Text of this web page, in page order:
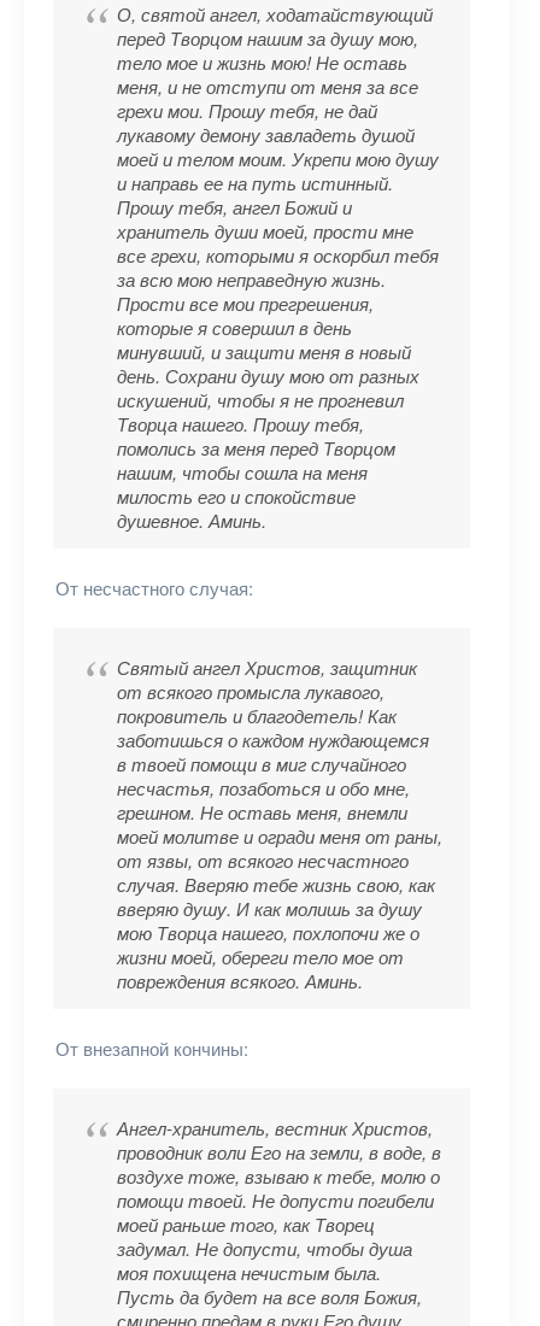
О, святой ангел, ходатайствующий
перед Творцом нашим за душу мою,
тело мое и жизнь мою! Не оставь
меня, и не отступи от меня за все
грехи мои. Прошу тебя, не дай
лукавому демону завладеть душой
моей и телом моим. Укрепи мою душу
и направь ее на путь истинный.
Прошу тебя, ангел Божий и
хранитель души моей, прости мне
все грехи, которыми я оскорбил тебя
за всю мою неправедную жизнь.
Прости все мои прегрешения,
которые я совершил в день
минувший, и защити меня в новый
день. Сохрани душу мою от разных
искушений, чтобы я не прогневил
Творца нашего. Прошу тебя,
помолись за меня перед Творцом
нашим, чтобы сошла на меня
милость его и спокойствие
душевное. Аминь.
От несчастного случая:
Святый ангел Христов, защитник
от всякого промысла лукавого,
покровитель и благодетель! Как
заботишься о каждом нуждающемся
в твоей помощи в миг случайного
несчастья, позаботься и обо мне,
грешном. Не оставь меня, внемли
моей молитве и огради меня от раны,
от язвы, от всякого несчастного
случая. Вверяю тебе жизнь свою, как
вверяю душу. И как молишь за душу
мою Творца нашего, похлопочи же о
жизни моей, обереги тело мое от
повреждения всякого. Аминь.
От внезапной кончины:
Ангел-хранитель, вестник Христов,
проводник воли Его на земли, в воде, в
воздухе тоже, взываю к тебе, молю о
помощи твоей. Не допусти погибели
моей раньше того, как Творец
задумал. Не допусти, чтобы душа
моя похищена нечистым была.
Пусть да будет на все воля Божия,
смиренно предам в руки Его душу